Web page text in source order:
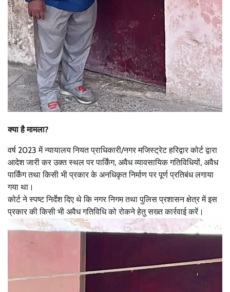
क्या है मामला?
वर्ष 2023 में न्यायालय नियत प्राधिकारी/नगर मजिस्ट्रेट हरिद्वार कोर्ट द्वारा
आदेश जारी कर उक्त स्थल पर पार्किंग, अवैध व्यावसायिक गतिविधियों, अवैध
पार्किंग तथा किसी भी प्रकार के अनधिकृत निर्माण पर पूर्ण प्रतिबंध लगाया
गया था।
कोर्ट ने स्पष्ट निर्देश दिए थे कि नगर निगम तथा पुलिस प्रशासन क्षेत्र में इस
प्रकार की किसी भी अवैध गतिविधि को रोकने हेतु सख्त कार्रवाई करें।